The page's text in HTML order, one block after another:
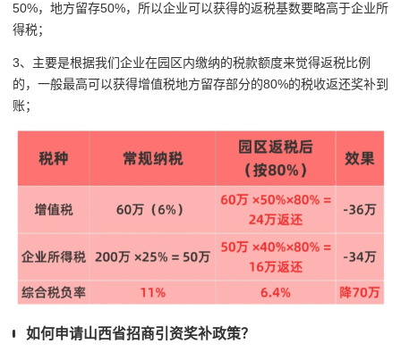
50%，地方留存50%，所以企业可以获得的返税基数要略高于企业所
得税；
3、主要是根据我们企业在园区内缴纳的税款额度来觉得返税比例
的，一般最高可以获得增值税地方留存部分的80%的税收返还奖补到
账；
如何申请山西省招商引资奖补政策？